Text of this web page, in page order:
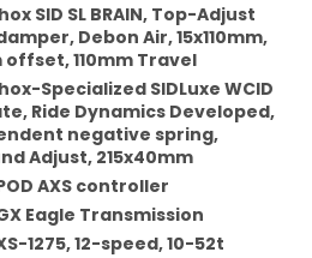
SID SL BRAIN, Top-Adjust
Debon Air, 15x110mm,
offset, 110mm Travel
Specialized SIDLuxe WCID
Ride Dynamics Developed,
negative spring,
Adjust, 215x40mm
AXS controller
Eagle Transmission
1275, 12-speed, 10-52t